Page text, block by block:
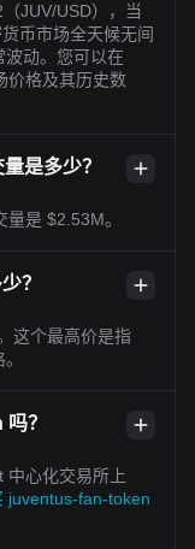
JUV/USD），当
币市场全天候无间
动。您可以在
价格及其历史数
是多少？
是 $2.53M。
？
这个最高价是指
？
中心化交易所上
juventus-fan-token